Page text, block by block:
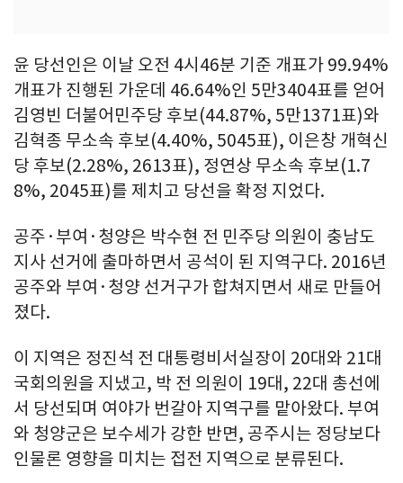
윤 당선인은 이날 오전 4시46분 기준 개표가 99.94%
개표가 진행된 가운데 46.64%인 5만3404표를 얻어
김영빈 더불어민주당 후보(44.87%, 5만1371표)와
김혁종 무소속 후보(4.40%, 5045표), 이은창 개혁신
당 후보(2.28%, 2613표), 정연상 무소속 후보(1.7
8%, 2045표)를 제치고 당선을 확정 지었다.
공주·부여·청양은 박수현 전 민주당 의원이 충남도
지사 선거에 출마하면서 공석이 된 지역구다. 2016년
공주와 부여·청양 선거구가 합쳐지면서 새로 만들어
졌다.
이 지역은 정진석 전 대통령비서실장이 20대와 21대
국회의원을 지냈고, 박 전 의원이 19대, 22대 총선에
서 당선되며 여야가 번갈아 지역구를 맡아왔다. 부여
와 청양군은 보수세가 강한 반면, 공주시는 정당보다
인물론 영향을 미치는 접전 지역으로 분류된다.